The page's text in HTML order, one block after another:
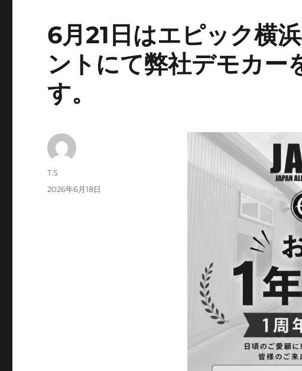
6月21日はエピック横
ントにて弊社デモカー
す。
投
T.S
投
2026年6月18日